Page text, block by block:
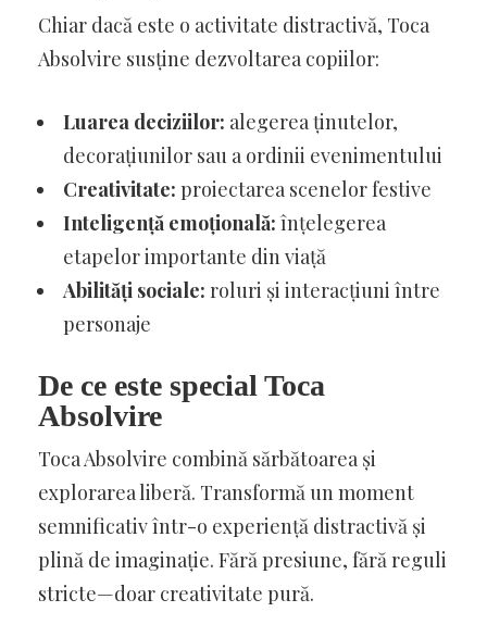
Chiar dacă este o activitate distractivă, Toca
Absolvire susține dezvoltarea copiilor:
Luarea deciziilor: alegerea ținutelor,
decorațiunilor sau a ordinii evenimentului
Creativitate: proiectarea scenelor festive
Inteligență emoțională: înțelegerea
etapelor importante din viață
Abilități sociale: roluri și interacțiuni între
personaje
De ce este special Toca
Absolvire
Toca Absolvire combină sărbătoarea și
explorarea liberă. Transformă un moment
semnificativ într-o experiență distractivă și
plină de imaginație. Fără presiune, fără reguli
stricte—doar creativitate pură.